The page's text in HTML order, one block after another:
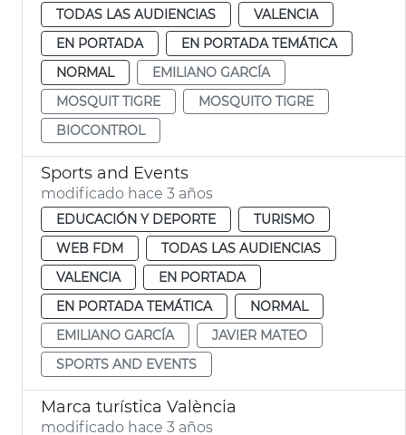
TODAS LAS AUDIENCIAS
VALENCIA
EN PORTADA
EN PORTADA TEMÁTICA
NORMAL
EMILIANO GARCÍA
MOSQUIT TIGRE
MOSQUITO TIGRE
BIOCONTROL
Sports and Events
modificado hace 3 años
EDUCACIÓN Y DEPORTE
TURISMO
WEB FDM
TODAS LAS AUDIENCIAS
VALENCIA
EN PORTADA
EN PORTADA TEMÁTICA
NORMAL
EMILIANO GARCÍA
JAVIER MATEO
SPORTS AND EVENTS
Marca turística València
modificado hace 3 años